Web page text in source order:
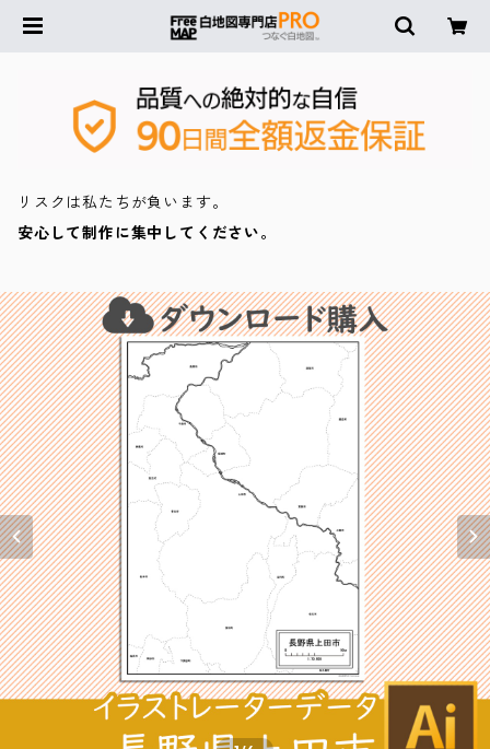
リスクは私たちが負います。
安心して制作に集中してください。